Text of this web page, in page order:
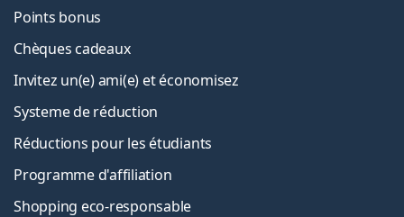
Points bonus
Chèques cadeaux
Invitez un(e) ami(e) et économisez
Systeme de réduction
Réductions pour les étudiants
Programme d'affiliation
Shopping eco-responsable